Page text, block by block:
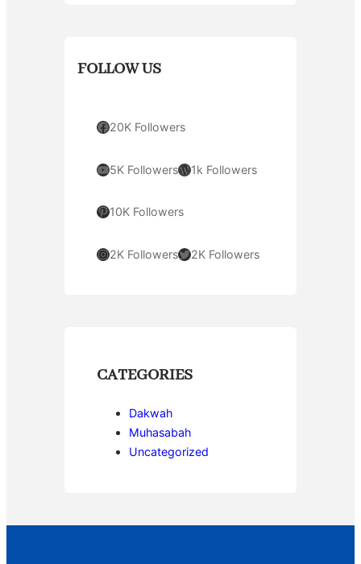
FOLLOW US
Facebook 20K Followers
YouTube 5K FollowersWordPress 1k Followers
Pinterest 10K Followers
Instagram 2K FollowersTwitter 2K Followers
CATEGORIES
Dakwah
Muhasabah
Uncategorized